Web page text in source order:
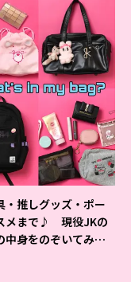
・推しグッズ・ポー
メまで♪ 現役JKの
中身をのぞいてみ